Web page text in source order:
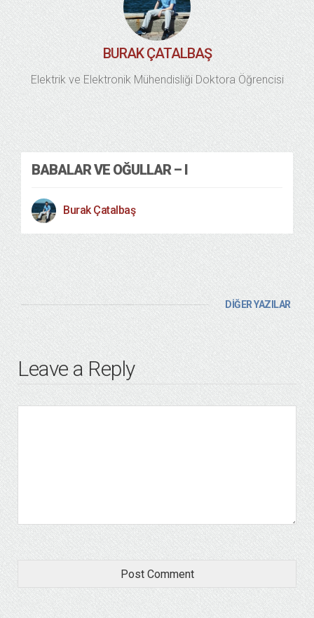
BURAK ÇATALBAŞ
Elektrik ve Elektronik Mühendisliği Doktora Öğrencisi
BABALAR VE OĞULLAR – I
Burak Çatalbaş
DİĞER YAZILAR
Leave a Reply